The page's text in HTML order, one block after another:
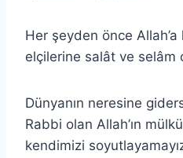
Her şeyden önce
elçilerine salât ve selâm
Dünyanın neresine
Rabbi olan Allah’ın
kendimizi